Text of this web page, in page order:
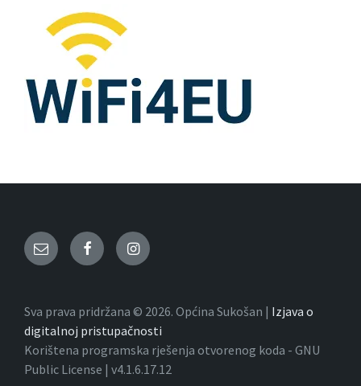
Email FacebookInstagram
Sva prava pridržana © 2026. Općina Sukošan | Izjava o
digitalnoj pristupačnosti
Korištena programska rješenja otvorenog koda - GNU
Public License | v4.1.6.17.12